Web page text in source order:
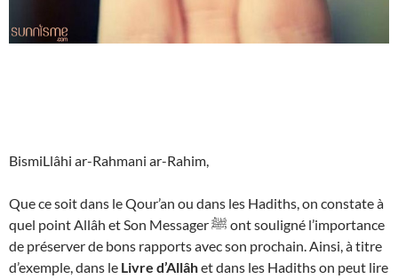
BismiLlâhi ar-Rahmani ar-Rahim,
Que ce soit dans le Qour’an ou dans les Hadiths, on constate à
quel point Allâh et Son Messager ﷺ ont souligné l’importance
de préserver de bons rapports avec son prochain. Ainsi, à titre
d’exemple, dans le Livre d’Allâhet dans les Hadithson peut lire